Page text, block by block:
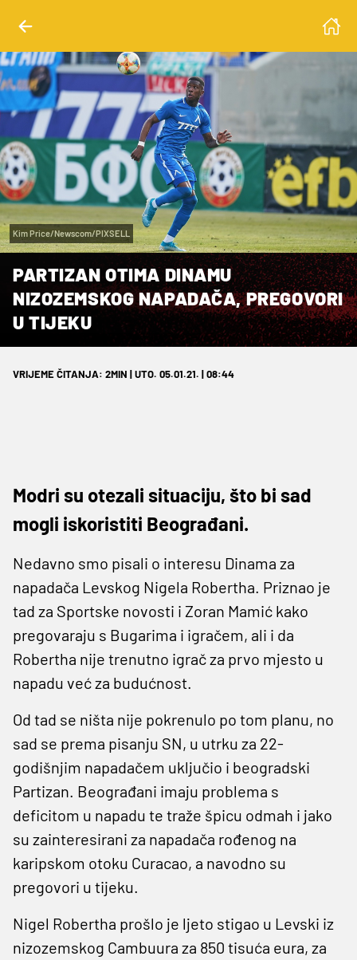
Kim Price/Newscom/PIXSELL
PARTIZAN OTIMA DINAMU
NIZOZEMSKOG NAPADAČA, PREGOVORI
U TIJEKU
VRIJEME ČITANJA: 2MIN | UTO. 05.01.21. | 08:44
Modri su otezali situaciju, što bi sad
mogli iskoristiti Beograđani.
Nedavno smo pisali o interesu Dinama za
napadača Levskog Nigela Robertha. Priznao je
tad za Sportske novosti i Zoran Mamić kako
pregovaraju s Bugarima i igračem, ali i da
Robertha nije trenutno igrač za prvo mjesto u
napadu već za budućnost.
Od tad se ništa nije pokrenulo po tom planu, no
sad se prema pisanju SN, u utrku za 22-
godišnjim napadačem uključio i beogradski
Partizan. Beograđani imaju problema s
deficitom u napadu te traže špicu odmah i jako
su zainteresirani za napadača rođenog na
karipskom otoku Curacao, a navodno su
pregovori u tijeku.
Nigel Robertha prošlo je ljeto stigao u Levski iz
nizozemskog Cambuura za 850 tisuća eura, za